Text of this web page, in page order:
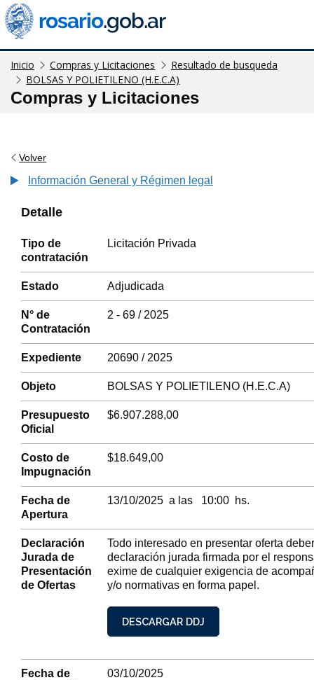
Inicio Compras y Licitaciones
Resultado de busqueda
BOLSAS Y POLIETILENO (H.E.C.A)
Compras y Licitaciones
Volver
Información General y Régimen legal
Detalle
Tipo de
contratación
Licitación Privada
Estado Adjudicada
N° de
Contratación
2 - 69 / 2025
Expediente 20690 / 2025
Objeto BOLSAS Y POLIETILENO (H.E.C.A)
Presupuesto
Oficial
$6.907.288,00
Costo de
Impugnación
$18.649,00
Fecha de
Apertura
13/10/2025 a las 10:00 hs.
Declaración
Jurada de
Presentación
de Ofertas
Todo interesado en presentar oferta
declaración jurada firmada por el
exime de cualquier exigencia de
y/o normativas en forma papel.
DESCARGAR DDJ
Fecha de
03/10/2025